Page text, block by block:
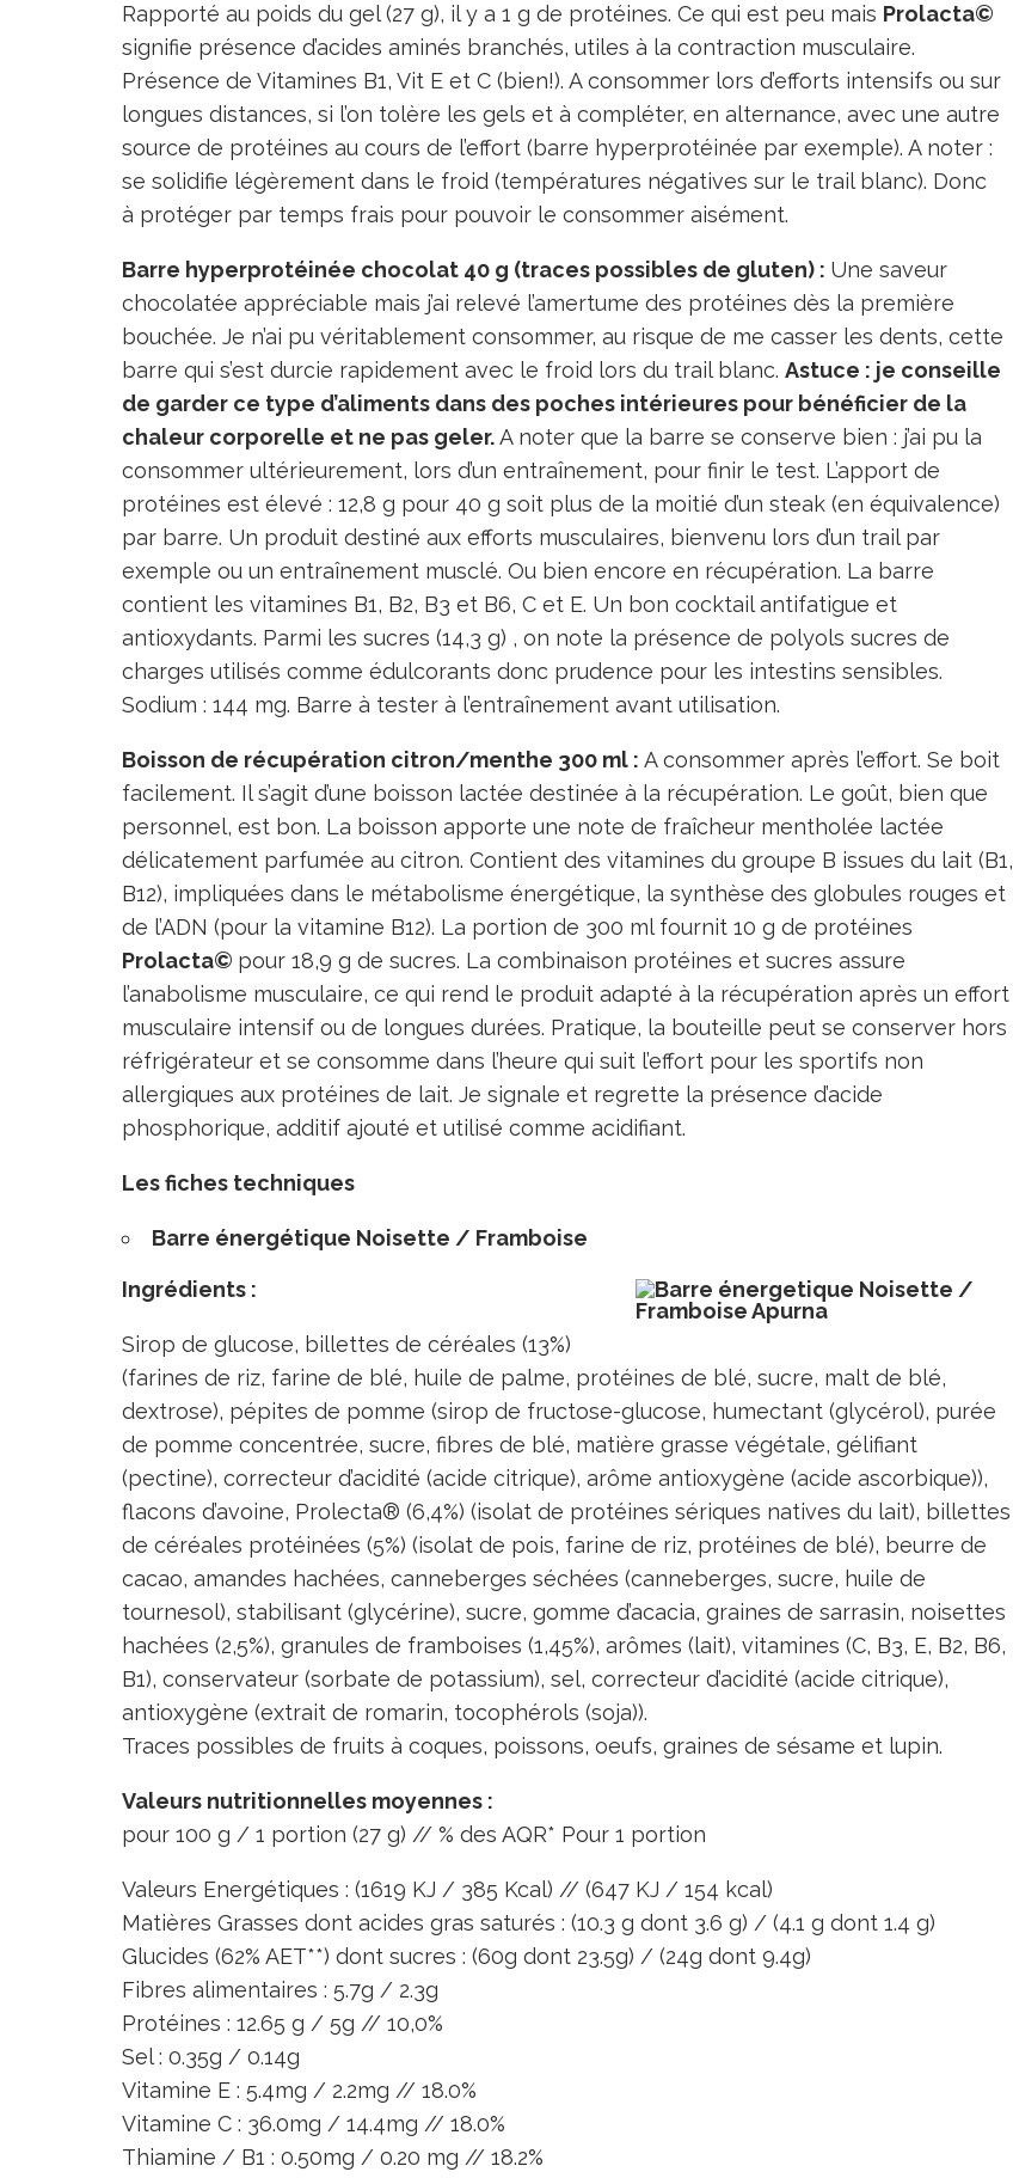
Rapporté au poids du gel (27 g), il y a 1 g de protéines. Ce qui est peu mais Prolacta©
signifie présence d’acides aminés branchés, utiles à la contraction musculaire.
Présence de Vitamines B1, Vit E et C (bien!). A consommer lors d’efforts intensifs ou sur
longues distances, si l’on tolère les gels et à compléter, en alternance, avec une autre
source de protéines au cours de l’effort (barre hyperprotéinée par exemple). A noter :
se solidifie légèrement dans le froid (températures négatives sur le trail blanc). Donc
à protéger par temps frais pour pouvoir le consommer aisément.
Barre hyperprotéinée chocolat 40 g (traces possibles de gluten) : Une saveur
chocolatée appréciable mais j’ai relevé l’amertume des protéines dès la première
bouchée. Je n’ai pu véritablement consommer, au risque de me casser les dents, cette
barre qui s’est durcie rapidement avec le froid lors du trail blanc. Astuce : je conseille
de garder ce type d’aliments dans des poches intérieures pour bénéficier de la
chaleur corporelle et ne pas geler.A noter que la barre se conserve bien : j’ai pu la
consommer ultérieurement, lors d’un entraînement, pour finir le test. L’apport de
protéines est élevé : 12,8 g pour 40 g soit plus de la moitié d’un steak (en équivalence)
par barre. Un produit destiné aux efforts musculaires, bienvenu lors d’un trail par
exemple ou un entraînement musclé. Ou bien encore en récupération. La barre
contient les vitamines B1, B2, B3 et B6, C et E. Un bon cocktail antifatigue et
antioxydants. Parmi les sucres (14,3 g) , on note la présence de polyols sucres de
charges utilisés comme édulcorants donc prudence pour les intestins sensibles.
Sodium : 144 mg. Barre à tester à l’entraînement avant utilisation.
Boisson de récupération citron/menthe 300 ml : A consommer après l’effort. Se boit
facilement. Il s’agit d’une boisson lactée destinée à la récupération. Le goût, bien que
personnel, est bon. La boisson apporte une note de fraîcheur mentholée lactée
délicatement parfumée au citron. Contient des vitamines du groupe B issues du lait (B1,
B12), impliquées dans le métabolisme énergétique, la synthèse des globules rouges et
de l’ADN (pour la vitamine B12). La portion de 300 ml fournit 10 g de protéines
Prolacta© pour 18,9 g de sucres. La combinaison protéines et sucres assure
l’anabolisme musculaire, ce qui rend le produit adapté à la récupération après un effort
musculaire intensif ou de longues durées. Pratique, la bouteille peut se conserver hors
réfrigérateur et se consomme dans l’heure qui suit l’effort pour les sportifs non
allergiques aux protéines de lait. Je signale et regrette la présence d’acide
phosphorique, additif ajouté et utilisé comme acidifiant.
Les fiches techniques
Barre énergétique Noisette / Framboise
Ingrédients :
Sirop de glucose, billettes de céréales (13%)
(farines de riz, farine de blé, huile de palme, protéines de blé, sucre, malt de blé,
dextrose), pépites de pomme (sirop de fructose-glucose, humectant (glycérol), purée
de pomme concentrée, sucre, fibres de blé, matière grasse végétale, gélifiant
(pectine), correcteur d’acidité (acide citrique), arôme antioxygène (acide ascorbique)),
flacons d’avoine, Prolecta® (6,4%) (isolat de protéines sériques natives du lait), billettes
de céréales protéinées (5%) (isolat de pois, farine de riz, protéines de blé), beurre de
cacao, amandes hachées, canneberges séchées (canneberges, sucre, huile de
tournesol), stabilisant (glycérine), sucre, gomme d’acacia, graines de sarrasin, noisettes
hachées (2,5%), granules de framboises (1,45%), arômes (lait), vitamines (C, B3, E, B2, B6,
B1), conservateur (sorbate de potassium), sel, correcteur d’acidité (acide citrique),
antioxygène (extrait de romarin, tocophérols (soja)).
Traces possibles de fruits à coques, poissons, oeufs, graines de sésame et lupin.
Valeurs nutritionnelles moyennes :
pour 100 g / 1 portion (27 g) // % des AQR* Pour 1 portion
Valeurs Energétiques : (1619 KJ / 385 Kcal) // (647 KJ / 154 kcal)
Matières Grasses dont acides gras saturés : (10.3 g dont 3.6 g) / (4.1 g dont 1.4 g)
Glucides (62% AET**) dont sucres : (60g dont 23.5g) / (24g dont 9.4g)
Fibres alimentaires : 5.7g / 2.3g
Protéines : 12.65 g / 5g // 10,0%
Sel : 0.35g / 0.14g
Vitamine E : 5.4mg / 2.2mg // 18.0%
Vitamine C : 36.0mg / 14.4mg // 18.0%
Thiamine / B1 : 0.50mg / 0.20 mg // 18.2%